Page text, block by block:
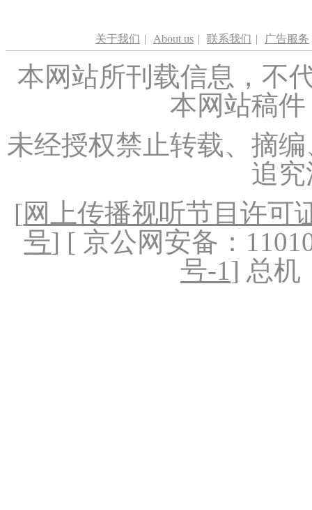
关于我们 | About us | 联系我们 | 广告服务
本网站所刊载信息，不
本网站稿
未经授权禁止转载、摘
追
[网上传播视听节目许可
号] [ 京公网安备：
号-1] 总机